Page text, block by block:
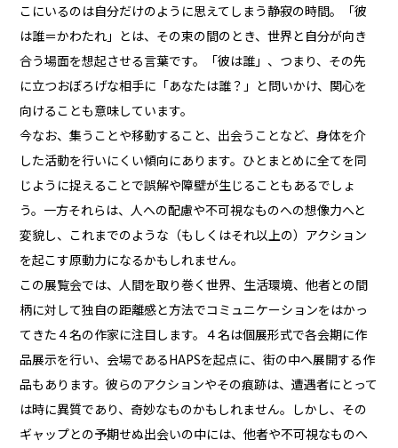
こにいるのは自分だけのように思えてしまう静寂の時間。「彼
は誰＝かわたれ」とは、その束の間のとき、世界と自分が向き
合う場面を想起させる言葉です。「彼は誰」、つまり、その先
に立つおぼろげな相手に「あなたは誰？」と問いかけ、関心を
向けることも意味しています。
今なお、集うことや移動すること、出会うことなど、身体を介
した活動を行いにくい傾向にあります。ひとまとめに全てを同
じように捉えることで誤解や障壁が生じることもあるでしょ
う。一方それらは、人への配慮や不可視なものへの想像力へと
変貌し、これまでのような（もしくはそれ以上の）アクション
を起こす原動力になるかもしれません。
この展覧会では、人間を取り巻く世界、生活環境、他者との間
柄に対して独自の距離感と方法でコミュニケーションをはかっ
てきた４名の作家に注目します。４名は個展形式で各会期に作
品展示を行い、会場であるHAPSを起点に、街の中へ展開する作
品もあります。彼らのアクションやその痕跡は、遭遇者にとって
は時に異質であり、奇妙なものかもしれません。しかし、その
ギャップとの予期せぬ出会いの中には、他者や不可視なものへ